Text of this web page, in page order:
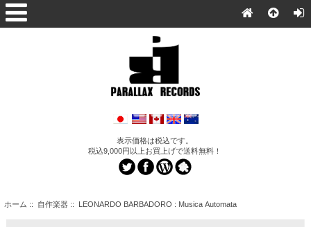
表示価格は税込です。
税込9,000円以上お買上げで送料無料！
ホーム :: 自作楽器:: LEONARDO BARBADORO : Musica Automata